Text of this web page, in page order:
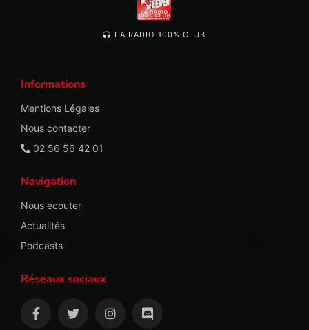
LA RADIO 100% CLUB
Informations
Mentions Légales
Nous contacter
02 56 56 42 01
Navigation
Nous écouter
Actualités
Podcasts
Réseaux sociaux